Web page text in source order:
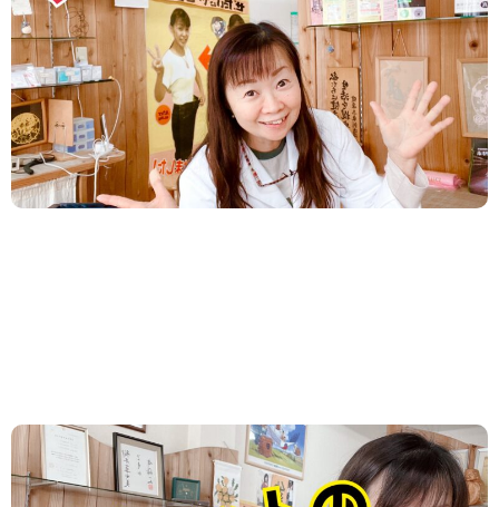
太ってたからできなかったこと 太ってからめんどく
さかったこと が！！ 「やりたい！！」って 思うよ
うになりました！！ おめでとうございます！...
2024.10.31/ダイエット,新着情報 食事・栄養
栄養とカロリー